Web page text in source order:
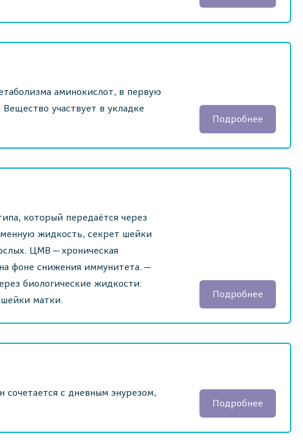
аминокислот, в первую
участвует в укладке
Подробнее
который передаётся через
жидкость, секрет шейки
ЦМВ — хроническая
фоне снижения иммунитета. —
биологические жидкости:
матки.
Подробнее
с дневным энурезом,
Подробнее